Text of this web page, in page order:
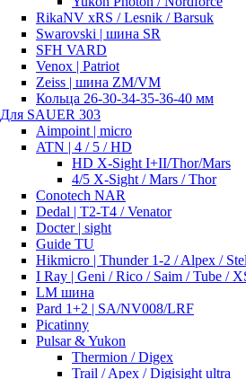
RikaNV xRS / Lesnik / Barsuk
Swarovski | шина SR
SFH VARD
Venox | Patriot
Zeiss | шина ZM/VM
Кольца 26-30-34-35-36-40 мм
Для SAUER 303
Aimpoint | micro
ATN | 4 / 5 / HD
HD X-Sight I+II/Thor/Mars
4/5 X-Sight / Mars / Thor
Conotech NAR
Dedal | T2-T4 / Venator
Docter | sight
Guide TU
Hikmicro | Thunder 1-2 / Alpex /
I Ray | Geni / Rico / Saim / Tube /
LM шина
Pard 1+2 | SA/NV008/LRF
Picatinny
Pulsar & Yukon
Thermion / Digex
Trail / Apex / Digisight ultra